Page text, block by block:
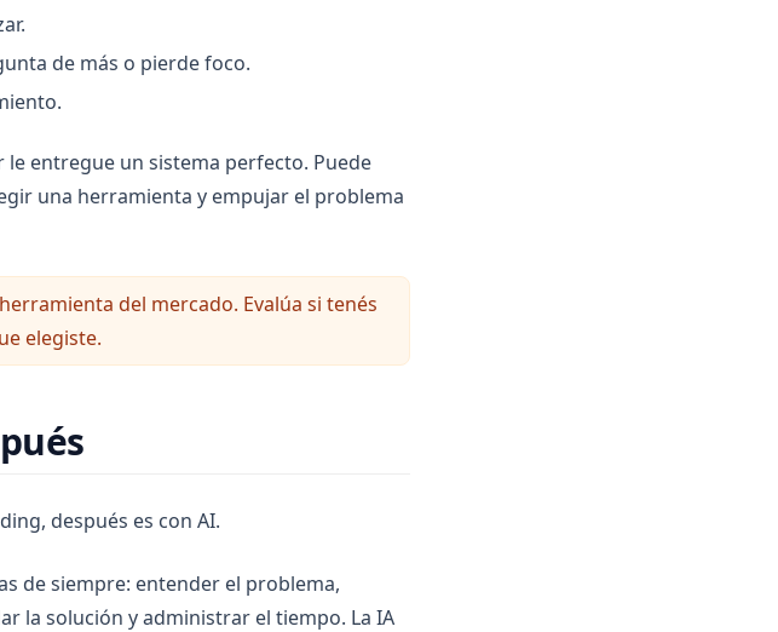
de más o pierde foco.
entregue un sistema perfecto. Puede
una herramienta y empujar el problema
del mercado. Evalúa si tenés
elegiste.
después es con AI.
de siempre: entender el problema,
la solución y administrar el tiempo. La IA